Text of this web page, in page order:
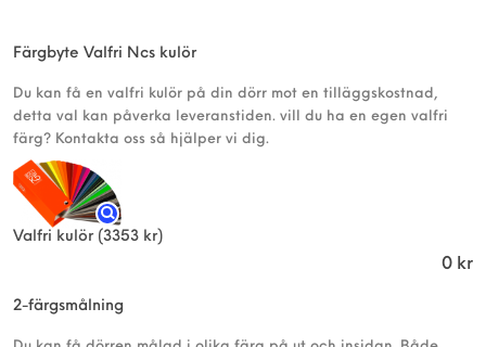
Färgbyte Valfri Ncs kulör
Du kan få en valfri kulör på din dörr mot en tilläggskostnad,
detta val kan påverka leveranstiden. vill du ha en egen valfri
färg? Kontakta oss så hjälper vi dig.
Valfri kulör(3353 kr)
0 kr
2-färgsmålning